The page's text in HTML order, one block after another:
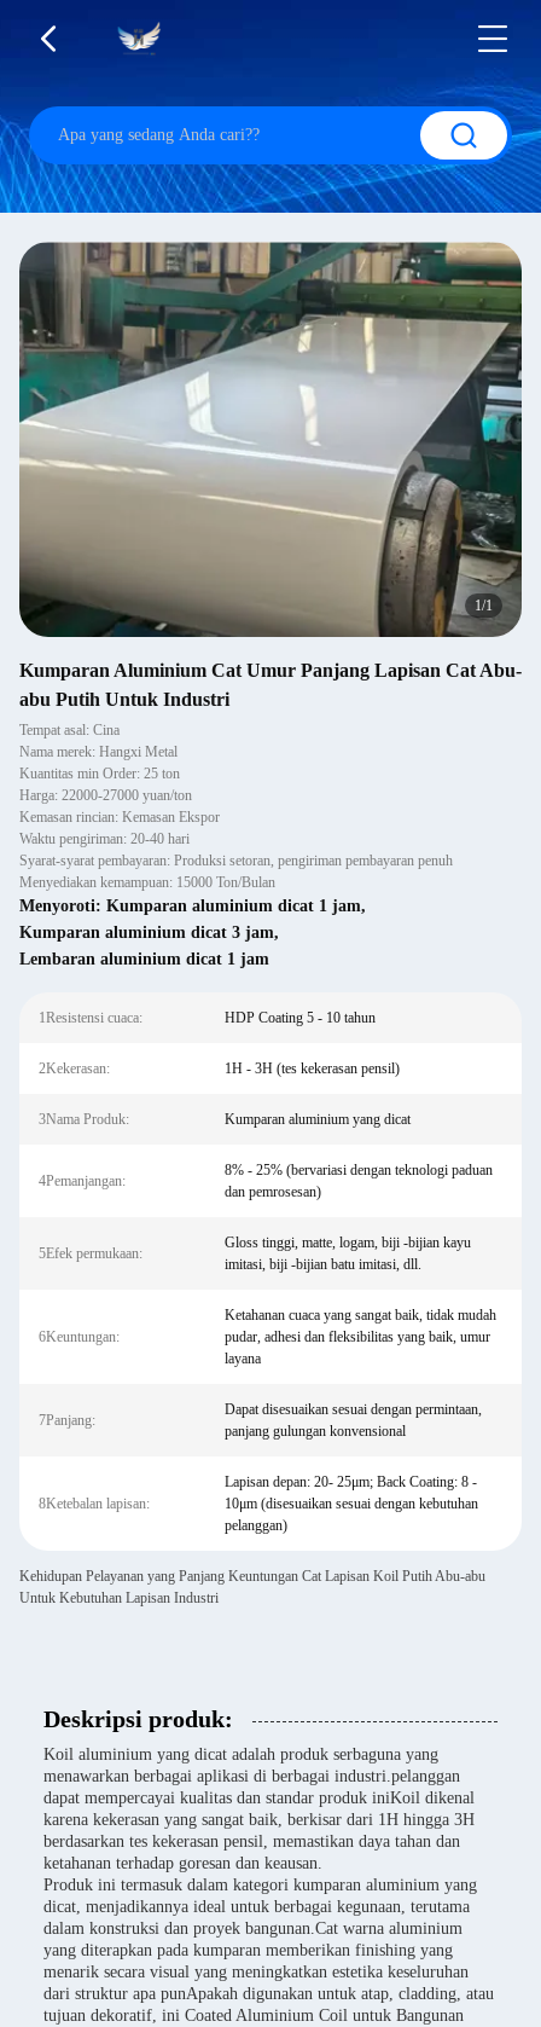
1/1
Kumparan Aluminium Cat Umur Panjang Lapisan Cat Abu-
abu Putih Untuk Industri
Tempat asal: Cina
Nama merek: Hangxi Metal
Kuantitas min Order: 25 ton
Harga: 22000-27000 yuan/ton
Kemasan rincian: Kemasan Ekspor
Waktu pengiriman: 20-40 hari
Syarat-syarat pembayaran: Produksi setoran, pengiriman pembayaran penuh
Menyediakan kemampuan: 15000 Ton/Bulan
Menyoroti: Kumparan aluminium dicat 1 jam,
Kumparan aluminium dicat 3 jam,
Lembaran aluminium dicat 1 jam
1Resistensi cuaca: HDP Coating 5 - 10 tahun
2Kekerasan: 1H - 3H (tes kekerasan pensil)
3Nama Produk: Kumparan aluminium yang dicat
4Pemanjangan:
8% - 25% (bervariasi dengan teknologi paduan
dan pemrosesan)
5Efek permukaan:
Gloss tinggi, matte, logam, biji -bijian kayu
imitasi, biji -bijian batu imitasi, dll.
6Keuntungan:
Ketahanan cuaca yang sangat baik, tidak mudah
pudar, adhesi dan fleksibilitas yang baik, umur
layana
7Panjang:
Dapat disesuaikan sesuai dengan permintaan,
panjang gulungan konvensional
8Ketebalan lapisan:
Lapisan depan: 20- 25μm; Back Coating: 8 -
10μm (disesuaikan sesuai dengan kebutuhan
pelanggan)
Kehidupan Pelayanan yang Panjang Keuntungan Cat Lapisan Koil Putih Abu-abu
Untuk Kebutuhan Lapisan Industri
Deskripsi produk:
Koil aluminium yang dicat adalah produk serbaguna yang
menawarkan berbagai aplikasi di berbagai industri.pelanggan
dapat mempercayai kualitas dan standar produk iniKoil dikenal
karena kekerasan yang sangat baik, berkisar dari 1H hingga 3H
berdasarkan tes kekerasan pensil, memastikan daya tahan dan
ketahanan terhadap goresan dan keausan.
Produk ini termasuk dalam kategori kumparan aluminium yang
dicat, menjadikannya ideal untuk berbagai kegunaan, terutama
dalam konstruksi dan proyek bangunan.Cat warna aluminium
yang diterapkan pada kumparan memberikan finishing yang
menarik secara visual yang meningkatkan estetika keseluruhan
dari struktur apa punApakah digunakan untuk atap, cladding, atau
tujuan dekoratif, ini Coated Aluminium Coil untuk Bangunan